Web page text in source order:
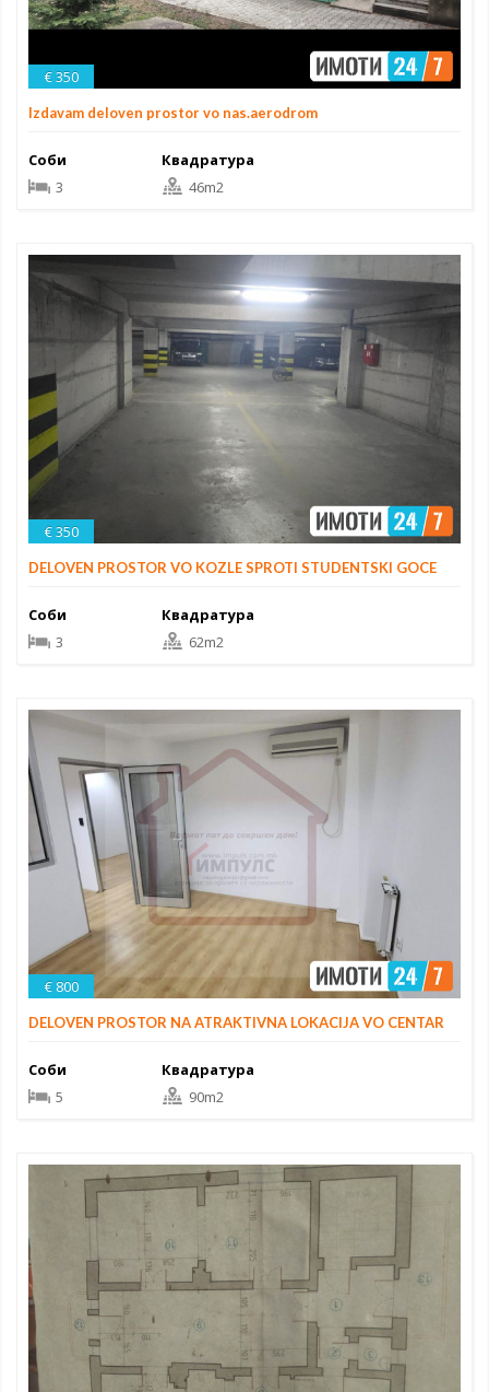
€ 350
Izdavam deloven prostor vo nas.aerodrom
Соби
3
Квадратура
46m2
€ 350
DELOVEN PROSTOR VO KOZLE SPROTI STUDENTSKI GOCE
Соби
3
Квадратура
62m2
€ 800
DELOVEN PROSTOR NA ATRAKTIVNA LOKACIJA VO CENTAR
Соби
5
Квадратура
90m2